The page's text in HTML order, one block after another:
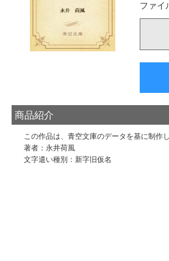
ファイ
商品紹介
この作品は、青空文庫のデータを基に制作し
著者：永井荷風
文字遣い種別：新字旧仮名